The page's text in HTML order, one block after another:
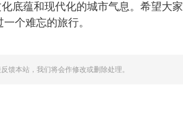
底蕴和现代化的城市气息。希望大家
个难忘的旅行。
馈本站，我们将会作修改或删除处理。